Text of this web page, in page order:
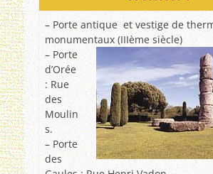
– Porte antique et vestige de
monumentaux (IIIème siècle)
– Porte
d’Orée
: Rue
des
Moulin
s.
– Porte
des